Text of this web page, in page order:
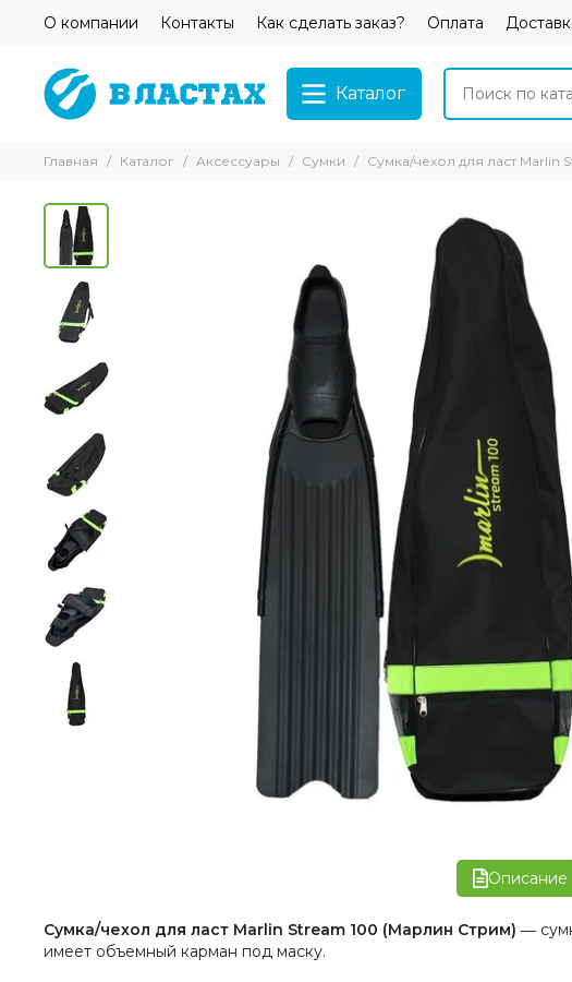
О компании Контакты Как сделать заказ? Оплата
Каталог
Главная Каталог Аксессуары Сумки Сумка/чехол для ласт Marlin
Описание
Сумка/чехол для ласт Marlin Stream 100 (Марлин Стрим) ―
имеет объемный карман под маску.